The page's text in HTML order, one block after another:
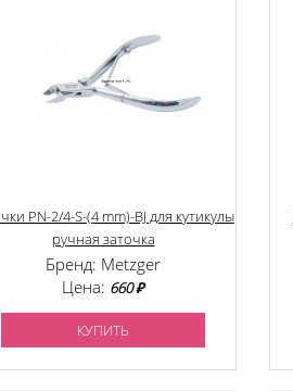
PN-2/4-S-(4 mm)-BJ для кутикулы
ручная заточка
Бренд: Metzger
Цена: 660 ₽
КУПИТЬ